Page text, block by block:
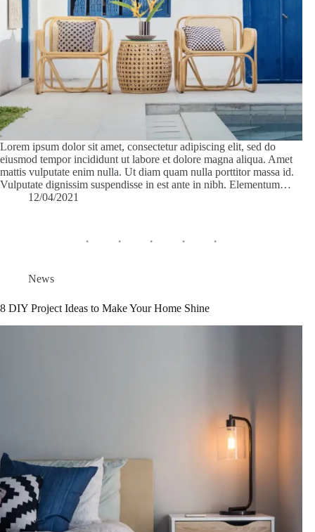
Lorem ipsum dolor sit amet, consectetur adipiscing elit, sed do
eiusmod tempor incididunt ut labore et dolore magna aliqua. Amet
mattis vulputate enim nulla. Ut diam quam nulla porttitor massa id.
Vulputate dignissim suspendisse in est ante in nibh. Elementum…
12/04/2021
News
8 DIY Project Ideas to Make Your Home Shine